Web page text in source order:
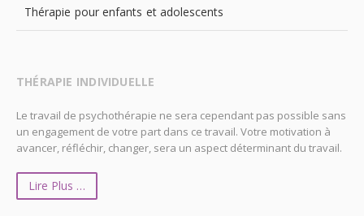
Thérapie pour enfants et adolescents
THÉRAPIE INDIVIDUELLE
Le travail de psychothérapie ne sera cependant pas possible sans
un engagement de votre part dans ce travail. Votre motivation à
avancer, réfléchir, changer, sera un aspect déterminant du travail.
Lire Plus …